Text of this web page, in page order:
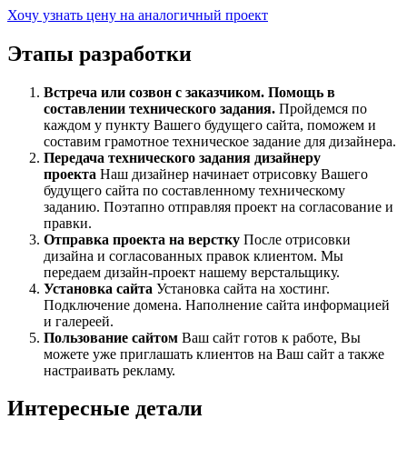
Хочу узнать цену на аналогичный проект
Этапы разработки
Встреча или созвон с заказчиком. Помощь в
составлении технического задания. Пройдемся по
каждом у пункту Вашего будущего сайта, поможем и
составим грамотное техническое задание для дизайнера.
Передача технического задания дизайнеру
проекта Наш дизайнер начинает отрисовку Вашего
будущего сайта по составленному техническому
заданию. Поэтапно отправляя проект на согласование и
правки.
Отправка проекта на верстку После отрисовки
дизайна и согласованных правок клиентом. Мы
передаем дизайн-проект нашему верстальщику.
Установка сайта Установка сайта на хостинг.
Подключение домена. Наполнение сайта информацией
и галереей.
Пользование сайтом Ваш сайт готов к работе, Вы
можете уже приглашать клиентов на Ваш сайт а также
настраивать рекламу.
Интересные детали